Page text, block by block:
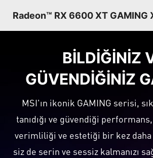
Radeon™ RX 6600 XT GAMING
BILDIĞINIZ
GÜVENDIĞINIZ
MSI'ın ikonik GAMING serisi,
tanıdığı ve güvendiği
verimliliği ve estetiği bir kez
siz de serin ve sessiz kalmanızı